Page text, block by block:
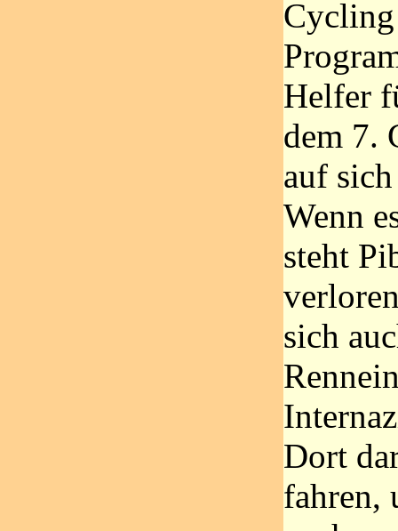
Helfer
dem 7.
auf
Wenn
steht
sich
Dort
fahren,